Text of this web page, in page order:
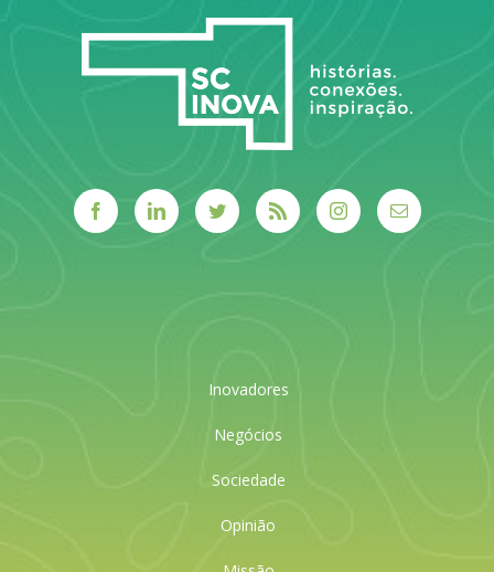
Inovadores
Negócios
Sociedade
Opinião